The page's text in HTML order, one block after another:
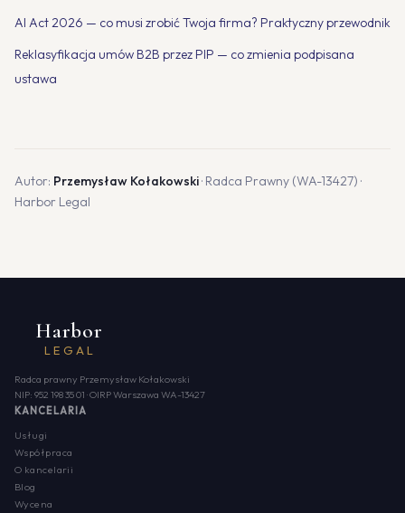
AI Act 2026 — co musi zrobić Twoja firma? Praktyczny przewodnik
Reklasyfikacja umów B2B przez PIP — co zmienia podpisana
ustawa
Autor: Przemysław Kołakowski· Radca Prawny (WA-13427) ·
Harbor Legal
LEGAL
Harbor
Radca prawny Przemysław Kołakowski
NIP: 952 198 35 01 · OIRP Warszawa WA-13427
KANCELARIA
Usługi
Współpraca
O kancelarii
Blog
Wycena